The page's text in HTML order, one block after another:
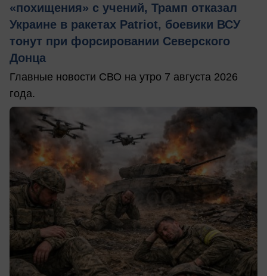
«похищения» с учений, Трамп отказал
Украине в ракетах Patriot, боевики ВСУ
тонут при форсировании Северского
Донца
Главные новости СВО на утро 7 августа 2026
года.